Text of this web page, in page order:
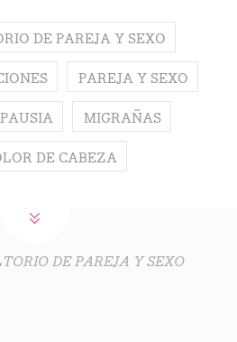
DE PAREJA Y SEXO
PAREJA Y SEXO
MIGRAÑAS
DE CABEZA
DE PAREJA Y SEXO